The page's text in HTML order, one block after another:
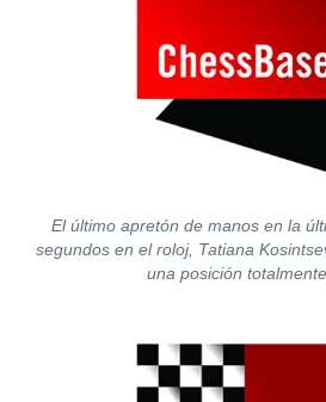
El último apretón de manos en la
segundos en el roloj, Tatiana
una posición